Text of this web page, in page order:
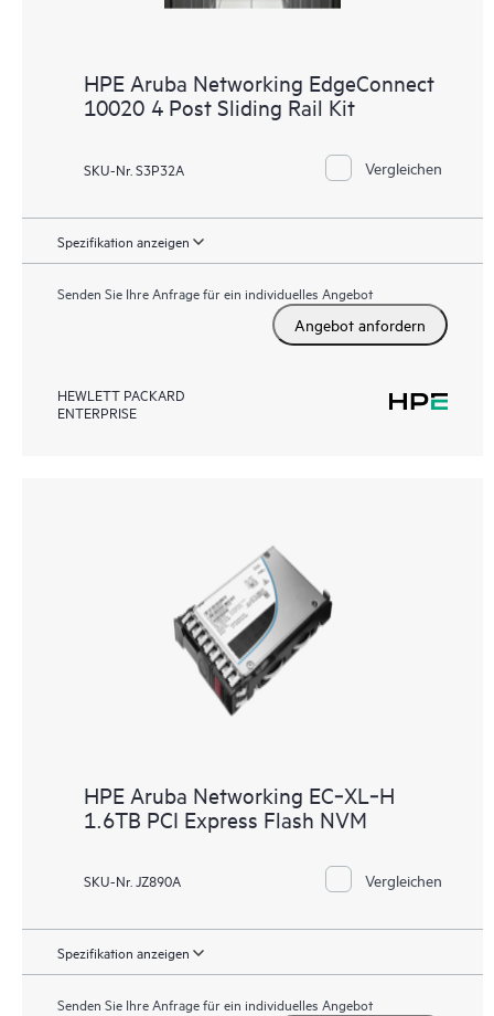
HPE Aruba Networking EdgeConnect
10020 4 Post Sliding Rail Kit
SKU-Nr. S3P32A Vergleichen
Spezifikation anzeigen
Senden Sie Ihre Anfrage für ein individuelles Angebot
Angebot anfordern
HEWLETT PACKARD
ENTERPRISE
HPE Aruba Networking EC‑XL‑H
1.6TB PCI Express Flash NVM
SKU-Nr. JZ890A Vergleichen
Spezifikation anzeigen
Senden Sie Ihre Anfrage für ein individuelles Angebot